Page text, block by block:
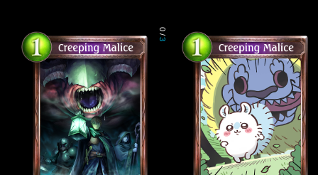
0
/
3